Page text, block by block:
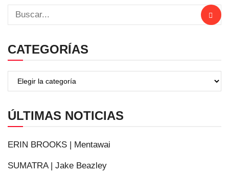
CATEGORÍAS
ÚLTIMAS NOTICIAS
ERIN BROOKS | Mentawai
SUMATRA | Jake Beazley